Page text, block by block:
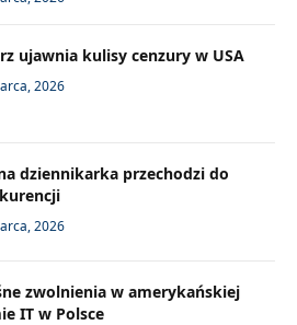
ujawnia kulisy cenzury w USA
2026
dziennikarka przechodzi do
2026
zwolnienia w amerykańskiej
IT w Polsce